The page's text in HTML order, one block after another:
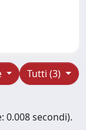
Tutti (3)
0.008 secondi).